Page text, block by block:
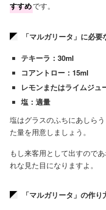
すすめです。
「マルガリータ」に必要
テキーラ：30ml
コアントロー：15ml
レモンまたはライムジュ
塩：適量
塩はグラスのふちにあしら
た量を用意しましょう。
もし来客用として出すので
れな見た目になりますよ。
「マルガリータ」の作り